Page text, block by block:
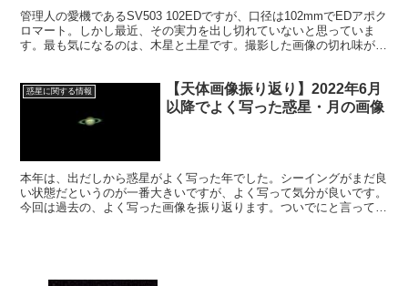
管理人の愛機であるSV503 102EDですが、口径は102mmでEDアポク
ロマート。しかし最近、その実力を出し切れていないと思っていま
す。最も気になるのは、木星と土星です。撮影した画像の切れ味が悪
惑星に関する情報
【天体画像振り返り】2022年6月
以降でよく写った惑星・月の画像
本年は、出だしから惑星がよく写った年でした。シーイングがまだ良
い状態だというのが一番大きいですが、よく写って気分が良いです。
今回は過去の、よく写った画像を振り返ります。ついでにと言っては